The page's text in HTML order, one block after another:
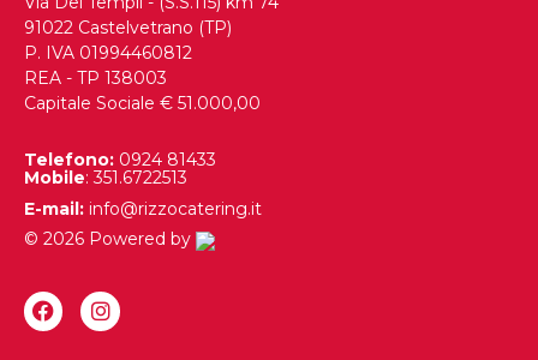
91022 Castelvetrano (TP)
P. IVA 01994460812
REA - TP 138003
Capitale Sociale € 51.000,00
Telefono: 0924 81433
Mobile: 351.6722513
E-mail: info@rizzocatering.it
© 2026 Powered by